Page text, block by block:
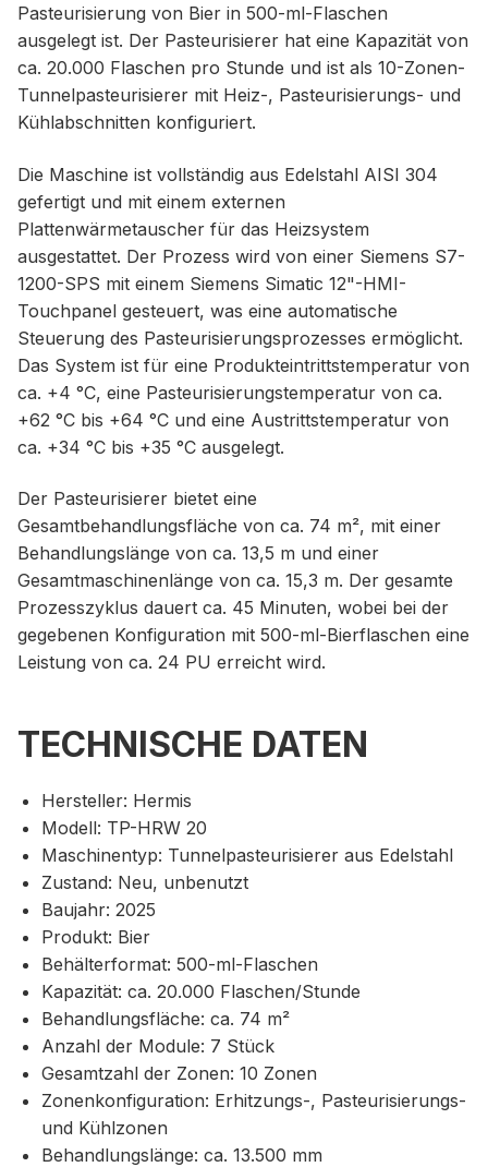
Pasteurisierung von Bier in 500-ml-Flaschen
ausgelegt ist. Der Pasteurisierer hat eine Kapazität von
ca. 20.000 Flaschen pro Stunde und ist als 10-Zonen-
Tunnelpasteurisierer mit Heiz-, Pasteurisierungs- und
Kühlabschnitten konfiguriert.
Die Maschine ist vollständig aus Edelstahl AISI 304
gefertigt und mit einem externen
Plattenwärmetauscher für das Heizsystem
ausgestattet. Der Prozess wird von einer Siemens S7-
1200-SPS mit einem Siemens Simatic 12"-HMI-
Touchpanel gesteuert, was eine automatische
Steuerung des Pasteurisierungsprozesses ermöglicht.
Das System ist für eine Produkteintrittstemperatur von
ca. +4 °C, eine Pasteurisierungstemperatur von ca.
+62 °C bis +64 °C und eine Austrittstemperatur von
ca. +34 °C bis +35 °C ausgelegt.
Der Pasteurisierer bietet eine
Gesamtbehandlungsfläche von ca. 74 m², mit einer
Behandlungslänge von ca. 13,5 m und einer
Gesamtmaschinenlänge von ca. 15,3 m. Der gesamte
Prozesszyklus dauert ca. 45 Minuten, wobei bei der
gegebenen Konfiguration mit 500-ml-Bierflaschen eine
Leistung von ca. 24 PU erreicht wird.
TECHNISCHE DATEN
Hersteller: Hermis
Modell: TP-HRW 20
Maschinentyp: Tunnelpasteurisierer aus Edelstahl
Zustand: Neu, unbenutzt
Baujahr: 2025
Produkt: Bier
Behälterformat: 500-ml-Flaschen
Kapazität: ca. 20.000 Flaschen/Stunde
Behandlungsfläche: ca. 74 m²
Anzahl der Module: 7 Stück
Gesamtzahl der Zonen: 10 Zonen
Zonenkonfiguration: Erhitzungs-, Pasteurisierungs-
und Kühlzonen
Behandlungslänge: ca. 13.500 mm